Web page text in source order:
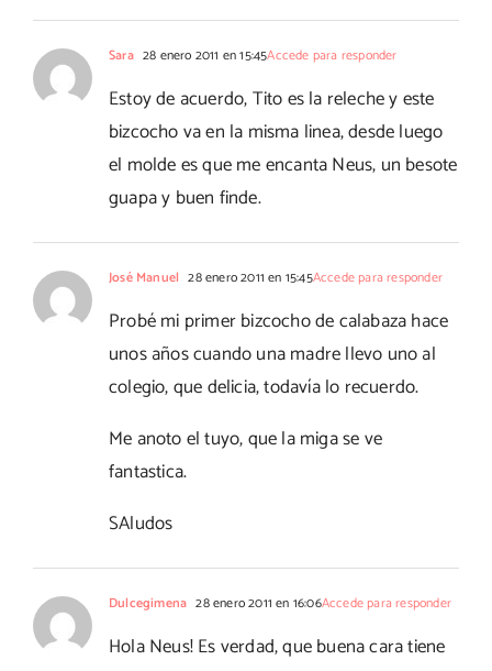
Sara 28 enero 2011 en 15:45Accede para responder
Estoy de acuerdo, Tito es la releche y este
bizcocho va en la misma linea, desde luego
el molde es que me encanta Neus, un besote
guapa y buen finde.
José Manuel 28 enero 2011 en 15:45Accede para responder
Probé mi primer bizcocho de calabaza hace
unos años cuando una madre llevo uno al
colegio, que delicia, todavía lo recuerdo.
Me anoto el tuyo, que la miga se ve
fantastica.
SAludos
Dulcegimena 28 enero 2011 en 16:06Accede para responder
Hola Neus! Es verdad, que buena cara tiene